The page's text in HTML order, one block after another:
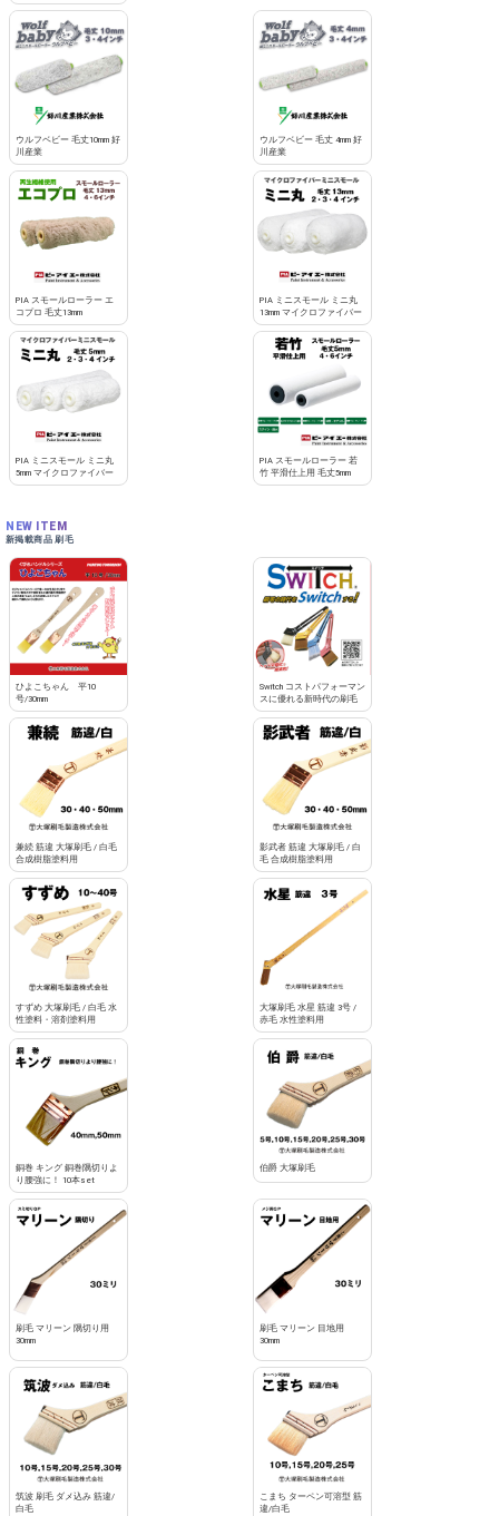
カートへ進む
ウルフベビー 毛丈10mm 好
川産業
ウルフベビー 毛丈 4mm 好
川産業
PIA スモールローラー エ
コプロ 毛丈13mm
PIA ミニスモール ミニ丸
13mm マイクロファイバー
PIA ミニスモール ミニ丸
5mm マイクロファイバー
PIA スモールローラー 若
竹 平滑仕上用 毛丈5mm
NEW ITEM
新掲載商品 刷毛
ひよこちゃん 平10
号/30mm
Switch コストパフォーマン
スに優れる新時代の刷毛
兼続 筋違 大塚刷毛 / 白毛
合成樹脂塗料用
影武者 筋違 大塚刷毛 / 白
毛 合成樹脂塗料用
すずめ 大塚刷毛 / 白毛 水
性塗料・溶剤塗料用
大塚刷毛 水星 筋違 3号 /
赤毛 水性塗料用
銅巻 キング 銅巻隅切りよ
り腰強に！ 10本set
伯爵 大塚刷毛
刷毛 マリーン 隅切り用
30mm
刷毛 マリーン 目地用
30mm
筑波 刷毛 ダメ込み 筋違/
白毛
こまち ターペン可溶型 筋
違/白毛